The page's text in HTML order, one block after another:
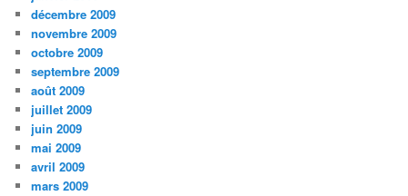
décembre 2009
novembre 2009
octobre 2009
septembre 2009
août 2009
juillet 2009
juin 2009
mai 2009
avril 2009
mars 2009